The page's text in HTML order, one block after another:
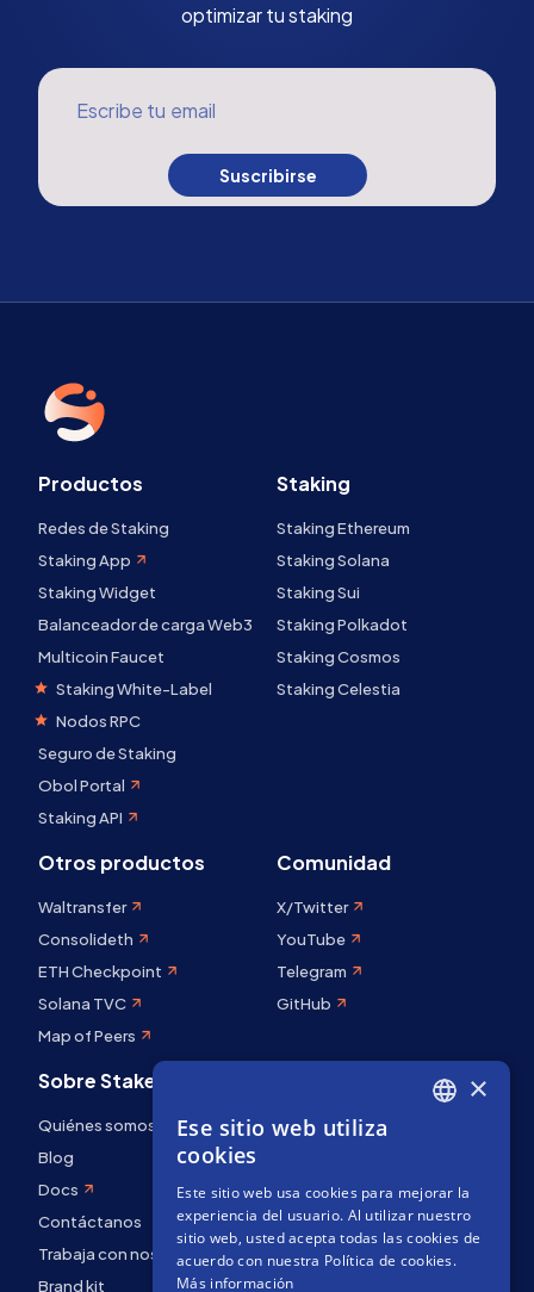
optimizar tu staking
Escribe tu email
Suscribirse
Productos
Redes de Staking
Staking App
Staking Widget
Balanceador de carga Web3
Multicoin Faucet
Staking White-Label
Nodos RPC
Seguro de Staking
Obol Portal
Staking API
Staking
Staking Ethereum
Staking Solana
Staking Sui
Staking Polkadot
Staking Cosmos
Staking Celestia
Otros productos
Waltransfer
Consolideth
ETH Checkpoint
Solana TVC
Map of Peers
Comunidad
X/Twitter
YouTube
Telegram
GitHub
Sobre Stakely
Quiénes somos
Blog
Docs
Contáctanos
Trabaja con nosotros
Brand kit
FRENCH
×
Ese sitio web utiliza
cookies
Este sitio web usa cookies para mejorar la
experiencia del usuario. Al utilizar nuestro
sitio web, usted acepta todas las cookies de
acuerdo con nuestra Política de cookies.
Más información